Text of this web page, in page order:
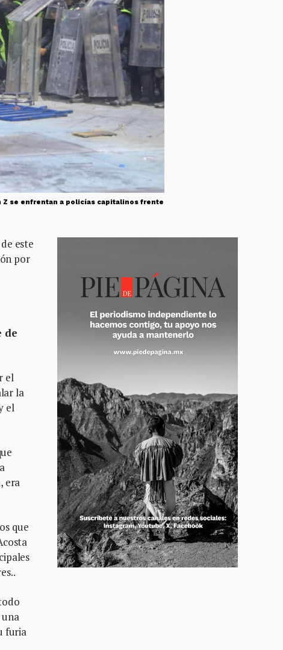
Z se enfrentan a policías capitalinos frente
este
por
de
el
la
el
era
que
furia